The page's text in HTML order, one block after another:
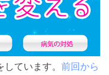
ています。 前回から